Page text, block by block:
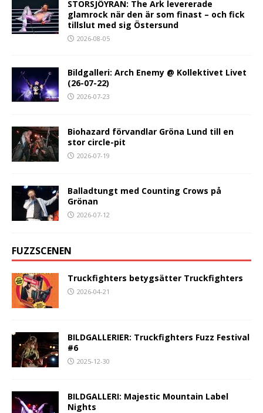
STORSJÖYRAN: The Ark levererade
glamrock när den är som finast – och fick
tillslut med sig Östersund
2026-08-05
Bildgalleri: Arch Enemy @ Kollektivet Livet
(26-07-22)
2026-07-23
Biohazard förvandlar Gröna Lund till en
stor circle-pit
2026-07-19
Balladtungt med Counting Crows på
Grönan
2026-07-12
FUZZSCENEN
Truckfighters betygsätter Truckfighters
2026-04-21
BILDGALLERIER: Truckfighters Fuzz Festival
#6
2025-12-30
BILDGALLERI: Majestic Mountain Label
Nights